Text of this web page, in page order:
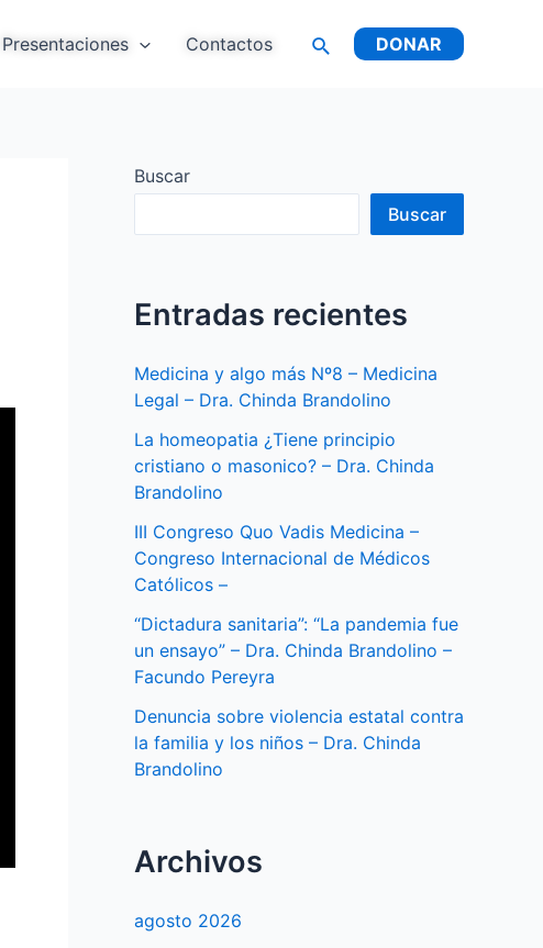
Presentaciones Contactos Buscar DONAR
Buscar
Buscar
Entradas recientes
Medicina y algo más Nº8 – Medicina
Legal – Dra. Chinda Brandolino
La homeopatia ¿Tiene principio
cristiano o masonico? – Dra. Chinda
Brandolino
III Congreso Quo Vadis Medicina –
Congreso Internacional de Médicos
Católicos –
“Dictadura sanitaria”: “La pandemia fue
un ensayo” – Dra. Chinda Brandolino –
Facundo Pereyra
Denuncia sobre violencia estatal contra
la familia y los niños – Dra. Chinda
Brandolino
Archivos
agosto 2026